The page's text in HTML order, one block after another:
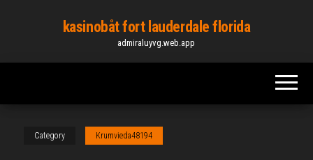
content
kasinobåt fort lauderdale florida
admiraluyvg.web.app
Category Krumvieda48194